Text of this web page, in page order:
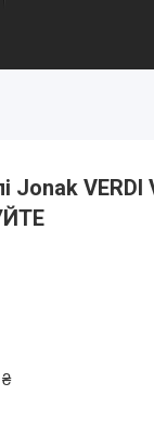
VERDI